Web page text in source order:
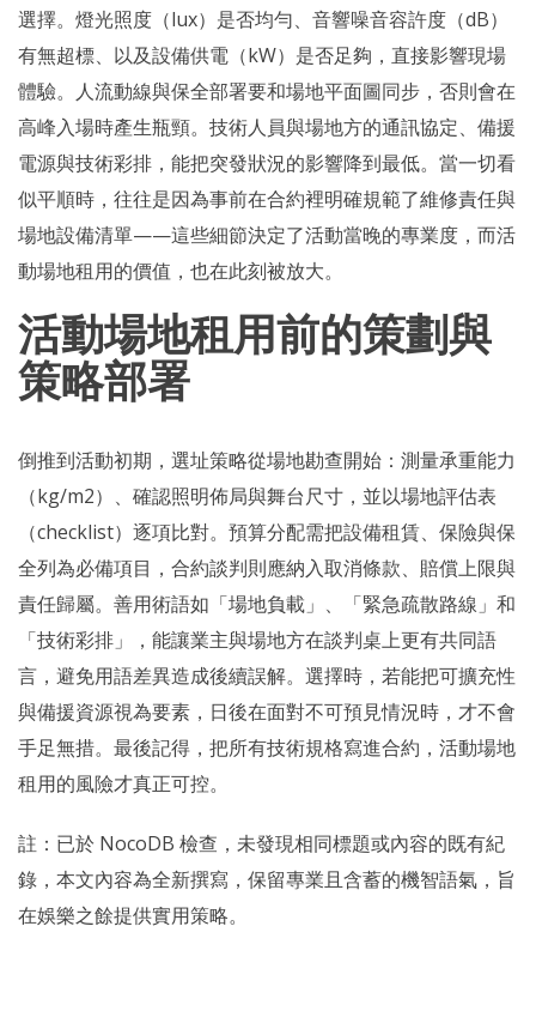
選擇。燈光照度（lux）是否均勻、音響噪音容許度（dB）
有無超標、以及設備供電（kW）是否足夠，直接影響現場
體驗。人流動線與保全部署要和場地平面圖同步，否則會在
高峰入場時產生瓶頸。技術人員與場地方的通訊協定、備援
電源與技術彩排，能把突發狀況的影響降到最低。當一切看
似平順時，往往是因為事前在合約裡明確規範了維修責任與
場地設備清單——這些細節決定了活動當晚的專業度，而活
動場地租用的價值，也在此刻被放大。
活動場地租用前的策劃與
策略部署
倒推到活動初期，選址策略從場地勘查開始：測量承重能力
（kg/m2）、確認照明佈局與舞台尺寸，並以場地評估表
（checklist）逐項比對。預算分配需把設備租賃、保險與保
全列為必備項目，合約談判則應納入取消條款、賠償上限與
責任歸屬。善用術語如「場地負載」、「緊急疏散路線」和
「技術彩排」，能讓業主與場地方在談判桌上更有共同語
言，避免用語差異造成後續誤解。選擇時，若能把可擴充性
與備援資源視為要素，日後在面對不可預見情況時，才不會
手足無措。最後記得，把所有技術規格寫進合約，活動場地
租用的風險才真正可控。
註：已於 NocoDB 檢查，未發現相同標題或內容的既有紀
錄，本文內容為全新撰寫，保留專業且含蓄的機智語氣，旨
在娛樂之餘提供實用策略。